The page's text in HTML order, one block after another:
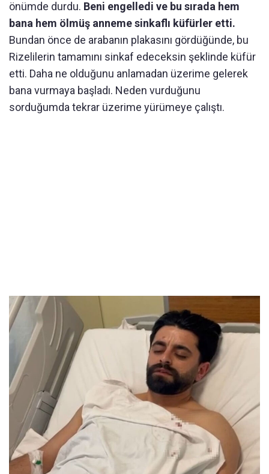
önümde durdu. Beni engelledi ve bu sırada hem
bana hem ölmüş anneme sinkaflı küfürler etti.
Bundan önce de arabanın plakasını gördüğünde, bu
Rizelilerin tamamını sinkaf edeceksin şeklinde küfür
etti. Daha ne olduğunu anlamadan üzerime gelerek
bana vurmaya başladı. Neden vurduğunu
sorduğumda tekrar üzerime yürümeye çalıştı.